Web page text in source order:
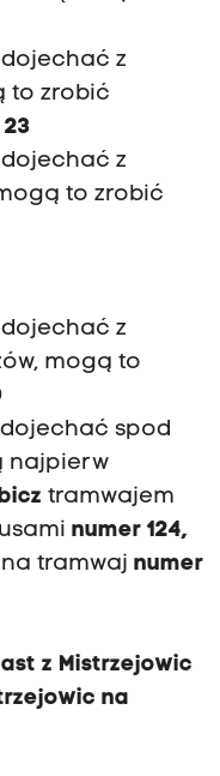
z
to zrobić
23
z
to zrobić
z
mogą to
spod
najpierw
tramwajem
numer 124,
tramwaj numer
z Mistrzejowic
na